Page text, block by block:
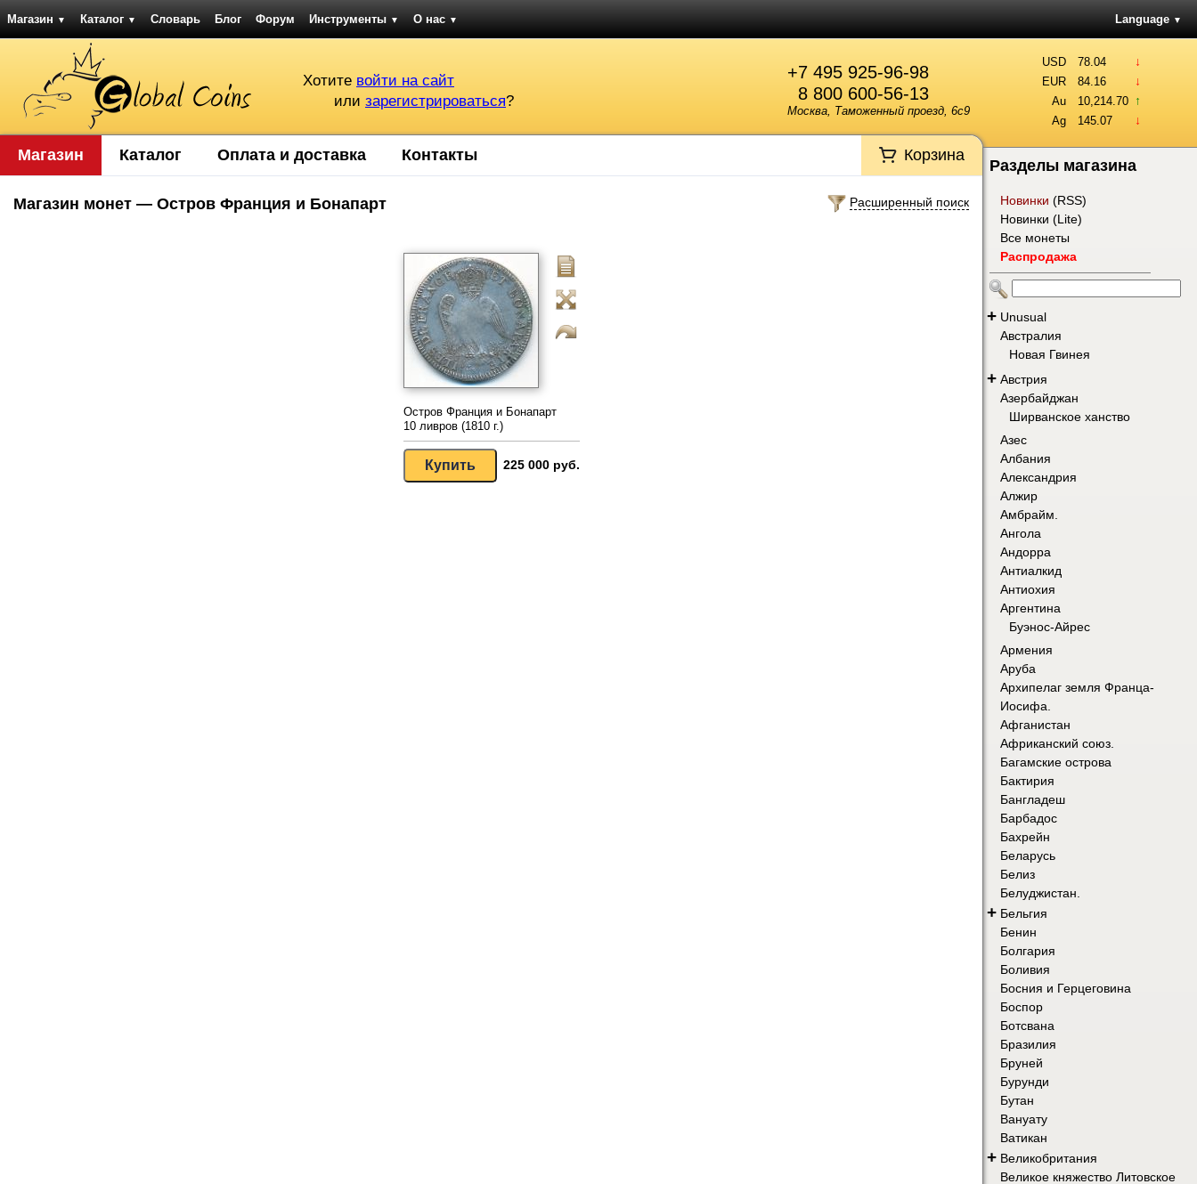
Магазин ▼ Каталог ▼ Словарь Блог Форум Инструменты ▼ О нас ▼ Language ▼
+7 495 925-96-98
8 800 600-56-13
Москва, Таможенный проезд, 6с9
Хотите войти на сайт
или зарегистрироваться?
USD 78.04 ↓
EUR 84.16 ↓
Au 10,214.70 ↑
Ag 145.07 ↓
Магазин Каталог Оплата и доставка Контакты Корзина
Расширенный поиск
Магазин монет — Остров Франция и Бонапарт
Остров Франция и Бонапарт
10 ливров (1810 г.)
225 000 руб.
Разделы магазина
Новинки (RSS)
Новинки (Lite)
Все монеты
Распродажа
+ Unusual
Австралия
Новая Гвинея
+ Австрия
Азербайджан
Ширванское ханство
Азес
Албания
Александрия
Алжир
Амбрайм.
Ангола
Андорра
Антиалкид
Антиохия
Аргентина
Буэнос-Айрес
Армения
Аруба
Архипелаг земля Франца-
Иосифа.
Афганистан
Африканский союз.
Багамские острова
Бактирия
Бангладеш
Барбадос
Бахрейн
Беларусь
Белиз
Белуджистан.
+ Бельгия
Бенин
Болгария
Боливия
Босния и Герцеговина
Боспор
Ботсвана
Бразилия
Бруней
Бурунди
Бутан
Вануату
Ватикан
+ Великобритания
Великое княжество Литовское